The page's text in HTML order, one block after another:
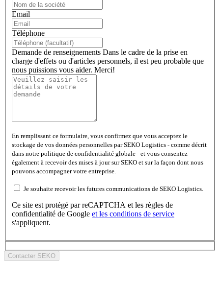
Email
Téléphone
Demande de renseignements Dans le cadre de la prise en
charge d'effets ou d'articles personnels, il est peu probable que
nous puissions vous aider. Merci!
En remplissant ce formulaire, vous confirmez que vous acceptez le
stockage de vos données personnelles par SEKO Logistics - comme décrit
dans notre politique de confidentialité globale - et vous consentez
également à recevoir des mises à jour sur SEKO et sur la façon dont nous
pouvons accompagner votre entreprise.
Je souhaite recevoir les futures communications de SEKO Logistics.
Ce site est protégé par reCAPTCHA et les règles de
confidentialité de Google et les conditions de service
s'appliquent.